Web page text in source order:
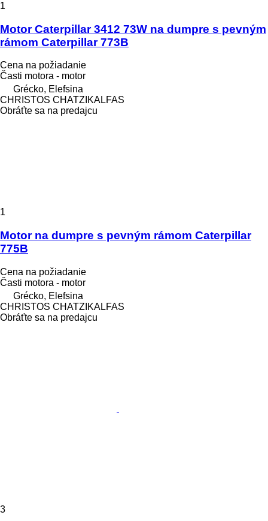
1
Motor Caterpillar 3412 73W na dumpre s pevným
rámom Caterpillar 773B
Cena na požiadanie
Časti motora - motor
Grécko, Elefsina
CHRISTOS CHATZIKALFAS
Obráťte sa na predajcu
1
Motor na dumpre s pevným rámom Caterpillar
775B
Cena na požiadanie
Časti motora - motor
Grécko, Elefsina
CHRISTOS CHATZIKALFAS
Obráťte sa na predajcu
3